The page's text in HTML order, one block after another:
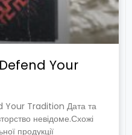
Your
Tradition Дата та
невідоме.Схожі
продукції